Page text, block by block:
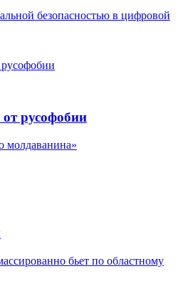
безопасностью в цифровой
русофобии
молдаванина»
бьет по областному